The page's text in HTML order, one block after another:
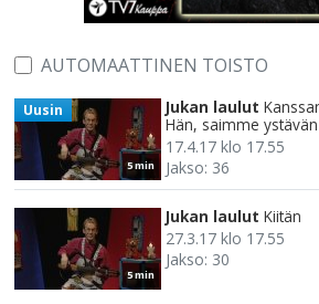
AUTOMAATTINEN TOISTO
5 min
Uusin Jukan laulut
Hän, saimme ystävän
17.4.17 klo 17.55
Jakso: 36
5 min
Jukan laulut Kiitän
27.3.17 klo 17.55
Jakso: 30